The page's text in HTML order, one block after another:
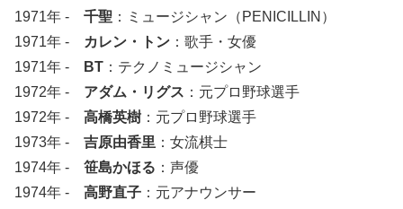
1971年 - 千聖 ：ミュージシャン（PENICILLIN）
1971年 - カレン・トン ：歌手・女優
1971年 -
BT ：テクノミュージシャン
1972年 - アダム・リグス ：元プロ野球選手
1972年 - 高橋英樹 ：元プロ野球選手
1973年 - 吉原由香里 ：女流棋士
1974年 - 笹島かほる ：声優
1974年 - 高野直子 ：元アナウンサー